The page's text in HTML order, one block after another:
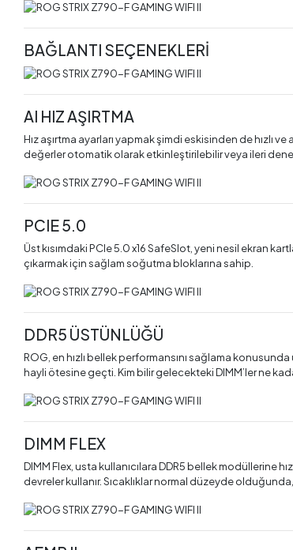
BAĞLANTI SEÇENEKLERİ
AI HIZ AŞIRTMA
Hız aşırtma ayarları yapmak şimdi eskisinden de hızlı
değerler otomatik olarak etkinleştirilebilir veya ileri
PCIE 5.0
Üst kısımdaki PCIe 5.0 x16 SafeSlot, yeni nesil ekran
çıkarmak için sağlam soğutma bloklarına sahip.
DDR5 ÜSTÜNLÜĞÜ
ROG, en hızlı bellek performansını sağlama
hayli ötesine geçti. Kim bilir gelecekteki DIMM’ler ne
DIMM FLEX
DIMM Flex, usta kullanıcılara DDR5 bellek modüllerine
devreler kullanır. Sıcaklıklar normal düzeyde